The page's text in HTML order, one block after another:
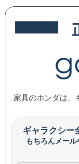
家具のホンダは、
ギャラクシー
もちろんメー